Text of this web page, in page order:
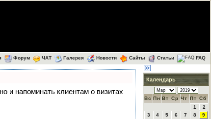
Форум ЧАТ Галерея Новости Сайты Статьи FAQ
и напоминать клиентам о визитах
Календарь
Вс Пн Вт Ср Чт Пт Сб
1
2
3
4 5 6 7 8
9